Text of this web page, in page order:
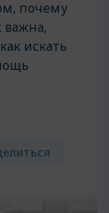
почему
важна,
искать